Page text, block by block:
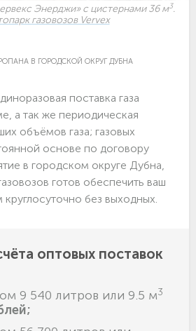
Энерджи» с цистернами 36 м3.
газовозов Vervex
В ГОРОДСКОЙ ОКРУГ ДУБНА
поставка газа
а так же периодическая
объёмов газа; газовых
основе по договору
в городском округе Дубна,
готов обеспечить ваш
без выходных.
оптовых поставок
9 540 литров или 9.5 м3